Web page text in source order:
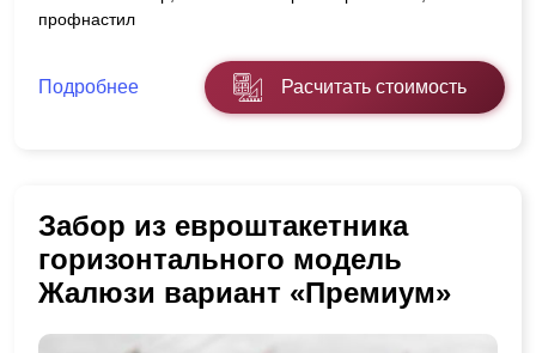
профнастил
Подробнее Расчитать стоимость
Забор из евроштакетника
горизонтального модель
Жалюзи вариант «Премиум»